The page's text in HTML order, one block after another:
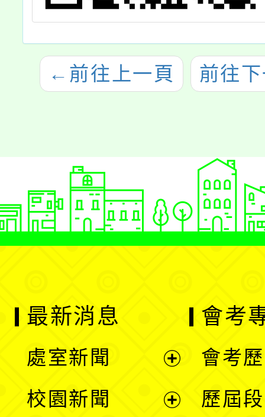
← 前往上一頁 前往
最新消息
處室新聞
校園新聞
會考
會考
歷屆